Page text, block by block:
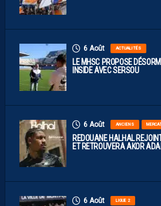
6 Août ACTUALITÉS
LE MHSC PROPOSE
INSIDE AVEC SERSOU
6 Août ANCIENS
REDOUANE HALHAL
ET RETROUVERA AKOR
6 Août LIGUE 2